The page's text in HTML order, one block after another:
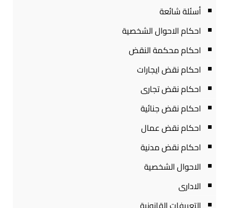
أسئلة شائعة
احكام الاحوال الشخصية
احكام محكمة النقض
احكام نقض ايجارات
احكام نقض تجارى
احكام نقض جنائية
احكام نقض عمال
احكام نقض مدنية
الاحوال الشخصية
الادارى